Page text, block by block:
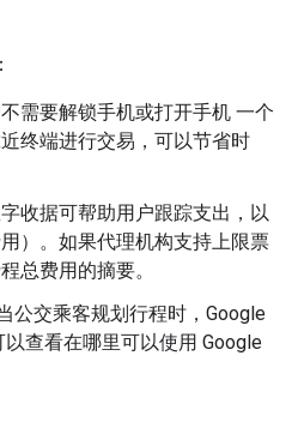
不需要解锁手机或打开手机 一个
终端进行交易，可以节省时
收据可帮助用户跟踪支出，以
）。如果代理机构支持上限票
总费用的摘要。
公交乘客规划行程时，Google
查看在哪里可以使用 Google